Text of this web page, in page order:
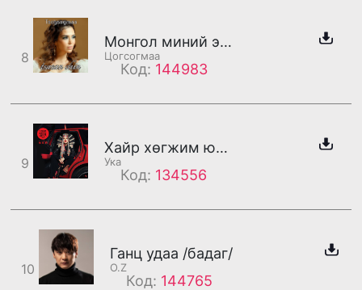
8
Монгол миний эх орон
Цогсогмаа
Код: 144983
9
Хайр хөгжим юм уу
Ука
Код: 134556
10
Ганц удаа /бадаг/
O.Z
Код: 144765